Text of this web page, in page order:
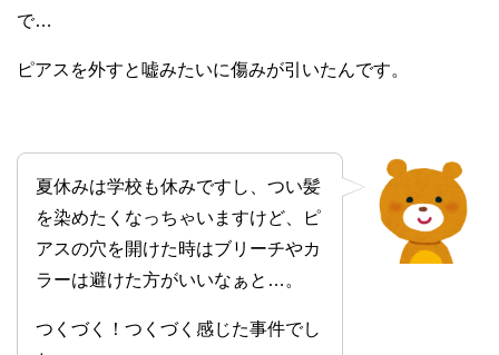
で…
ピアスを外すと嘘みたいに傷みが引いたんです。
夏休みは学校も休みですし、つい髪
を染めたくなっちゃいますけど、ピ
アスの穴を開けた時はブリーチやカ
ラーは避けた方がいいなぁと…。
つくづく！つくづく感じた事件でし